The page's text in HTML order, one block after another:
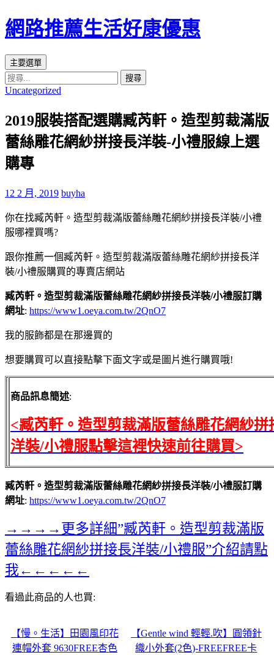
網路推薦生活好康優惠
搜
尋
主要選單
主
內
容
區
搜
尋
鍵
字:
Uncategorized
2019服裝搭配選購臧芮軒。造型剪裁滿版
蕾絲雕花網紗拼接長洋裝-小禮服線上選
購專
12 2 月, 2019 buyha
你在找臧芮軒。造型剪裁滿版蕾絲雕花網紗拼接長洋裝/小禮
服哪裡買嗎?
跟你推薦一個臧芮軒。造型剪裁滿版蕾絲雕花網紗拼接長洋
裝/小禮服購買的專賣店網站
臧芮軒。造型剪裁滿版蕾絲雕花網紗拼接長洋裝/小禮服訂購
網址: https://www1.oeya.com.tw/2QnO7
我的服飾都是在那邊買的
想要購買可以直接點擊下面文字或是圖片進行購買哦!
商品訊息簡述:
<臧芮軒。造型剪裁滿版蕾絲雕花網紗拼
洋裝/小禮服點擊這裡快速前往購買>
臧芮軒。造型剪裁滿版蕾絲雕花網紗拼接長洋裝/小禮服訂購
網址: https://www1.oeya.com.tw/2QnO7
→→→→更多詳細”臧芮軒。造型剪裁滿版
蕾絲雕花網紗拼接長洋裝/小禮服”介紹請點
我←←←←←
看過此商品的人也買:
【慢。生活】田園風印花
連帽外套 9630FREE杏色
【Gentle wind 輕輕.吹】圓領針
織小外套(2色)-FREEFREE卡